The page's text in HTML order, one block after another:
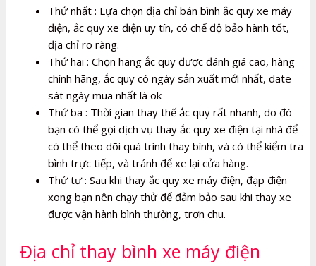
Thứ nhất : Lựa chọn địa chỉ bán bình ắc quy xe máy
điện, ắc quy xe điện uy tín, có chế độ bảo hành tốt,
địa chỉ rõ ràng.
Thứ hai : Chọn hãng ắc quy được đánh giá cao, hàng
chính hãng, ắc quy có ngày sản xuất mới nhất, date
sát ngày mua nhất là ok
Thứ ba : Thời gian thay thế ắc quy rất nhanh, do đó
bạn có thể gọi dịch vụ thay ắc quy xe điện tại nhà để
có thể theo dõi quá trình thay bình, và có thể kiểm tra
bình trực tiếp, và tránh để xe lại cửa hàng.
Thứ tư : Sau khi thay ắc quy xe máy điện, đạp điện
xong bạn nên chạy thử để đảm bảo sau khi thay xe
được vận hành bình thường, trơn chu.
Địa chỉ thay bình xe máy điện